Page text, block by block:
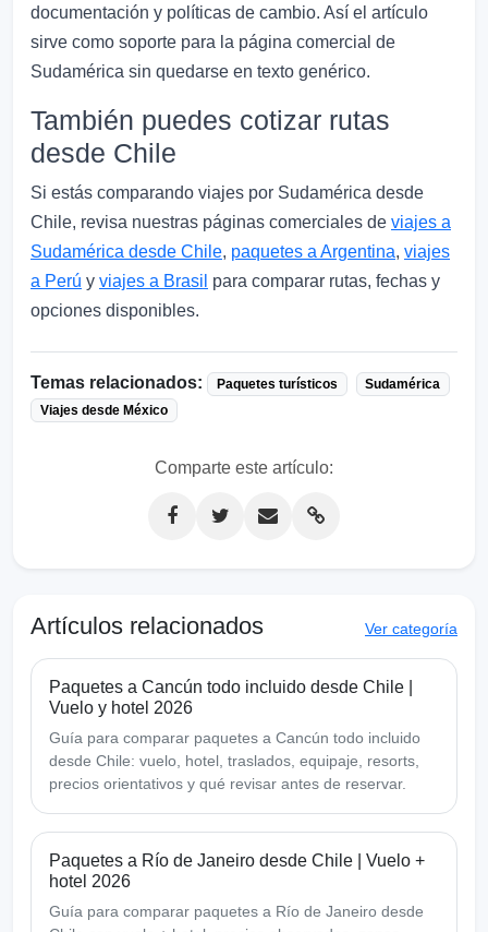
documentación y políticas de cambio. Así el artículo
sirve como soporte para la página comercial de
Sudamérica sin quedarse en texto genérico.
También puedes cotizar rutas
desde Chile
Si estás comparando viajes por Sudamérica desde
Chile, revisa nuestras páginas comerciales de viajes a
Sudamérica desde Chile, paquetes a Argentina, viajes
a Perú y viajes a Brasil para comparar rutas, fechas y
opciones disponibles.
Temas relacionados: Paquetes turísticos
Sudamérica
Viajes desde México
Comparte este artículo:
Artículos relacionados Ver categoría
Paquetes a Cancún todo incluido desde Chile |
Vuelo y hotel 2026
Guía para comparar paquetes a Cancún todo incluido
desde Chile: vuelo, hotel, traslados, equipaje, resorts,
precios orientativos y qué revisar antes de reservar.
Paquetes a Río de Janeiro desde Chile | Vuelo +
hotel 2026
Guía para comparar paquetes a Río de Janeiro desde